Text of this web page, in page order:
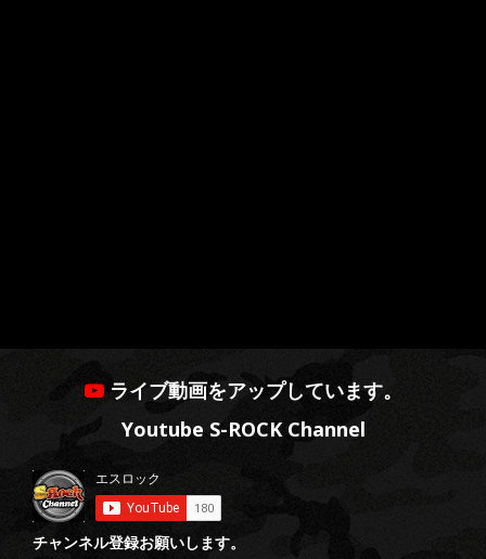
ライブ動画をアップしています。
Youtube S-ROCK Channel
チャンネル登録お願いします。